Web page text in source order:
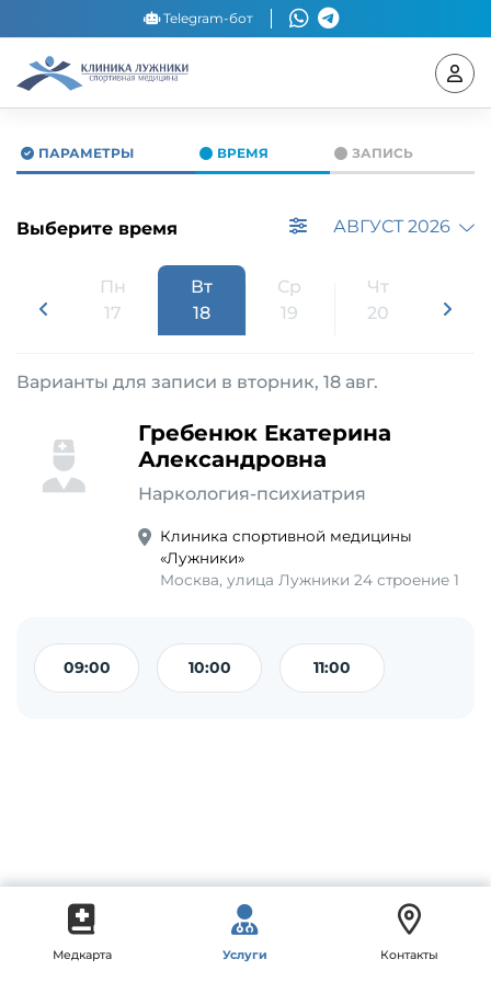
Telegram-бот
ПАРАМЕТРЫ ВРЕМЯ ЗАПИСЬ
Выберите время АВГУСТ 2026
Пн
17
Вт
18
Ср
19
Чт
20
Варианты для записи в вторник, 18 авг.
Гребенюк Екатерина
Александровна
Наркология-психиатрия
Клиника спортивной медицины
«Лужники»
Москва, улица Лужники 24 строение 1
09:00 10:00 11:00
Медкарта Услуги Контакты